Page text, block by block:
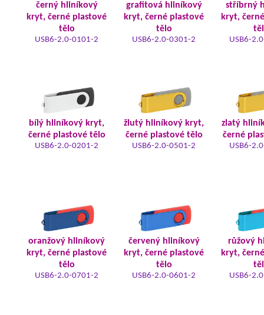
černý hliníkový
kryt, černé plastové
tělo
USB6-2.0-0101-2
grafitová hliníkový
kryt, černé plastové
tělo
USB6-2.0-0301-2
stříbrný
kryt,
USB6-
bílý hliníkový kryt,
černé plastové tělo
USB6-2.0-0201-2
žlutý hliníkový kryt,
černé plastové tělo
USB6-2.0-0501-2
zlatý
černé
USB6-
oranžový hliníkový
kryt, černé plastové
tělo
USB6-2.0-0701-2
červený hliníkový
kryt, černé plastové
tělo
USB6-2.0-0601-2
růžový
kryt,
USB6-